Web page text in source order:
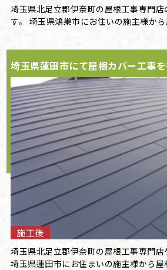
埼玉県北足立郡伊奈町の屋根工事専門
す。 埼玉県鴻巣市にお住いの施主様から
埼玉県蓮田市にて屋根カバー工事
施工後
埼玉県北足立郡伊奈町の屋根工事専門店
埼玉県蓮田市にお住まいの施主様から屋